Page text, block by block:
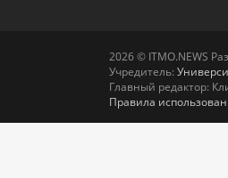
2026 © ITMO.NEWS
Учредитель:
Главный редактор:
Правила